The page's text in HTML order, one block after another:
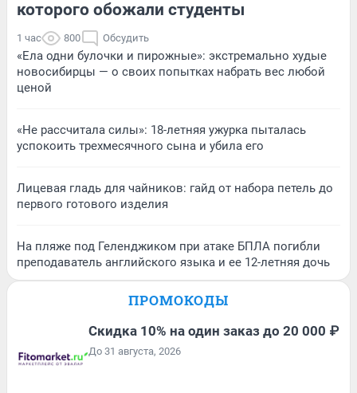
которого обожали студенты
1 час 800 Обсудить
«Ела одни булочки и пирожные»: экстремально худые
новосибирцы — о своих попытках набрать вес любой
ценой
«Не рассчитала силы»: 18-летняя ужурка пыталась
успокоить трехмесячного сына и убила его
Лицевая гладь для чайников: гайд от набора петель до
первого готового изделия
На пляже под Геленджиком при атаке БПЛА погибли
преподаватель английского языка и ее 12-летняя дочь
ПРОМОКОДЫ
Скидка 10% на один заказ до 20 000 ₽
До 31 августа, 2026